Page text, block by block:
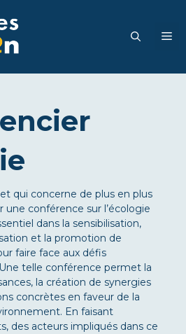
qui concerne de plus en plus
une conférence sur l’écologie
dans la sensibilisation,
et la promotion de
faire face aux défis
telle conférence permet la
la création de synergies
concrètes en faveur de la
En faisant
des acteurs impliqués dans ce